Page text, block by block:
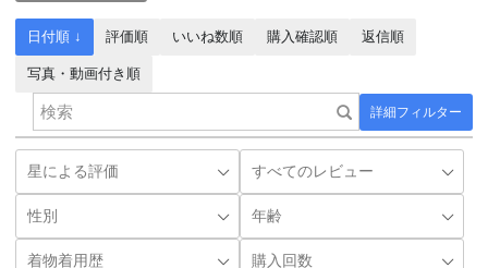
詳細フィルター
日付順 ↓ 評価順 いいね数順 購入確認順 返信順
写真・動画付き順